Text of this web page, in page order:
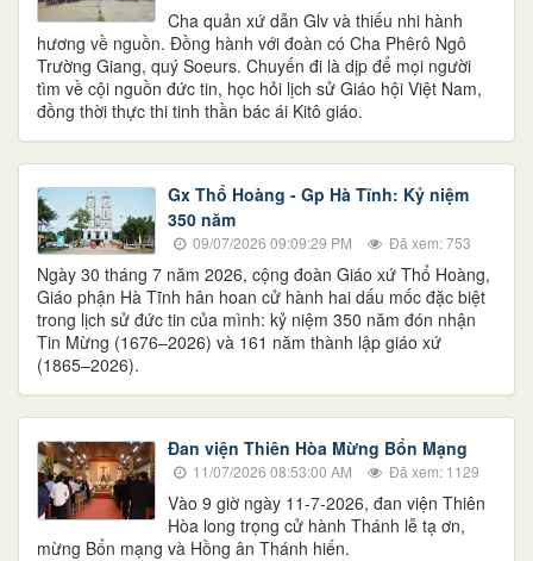
Cha quản xứ dẫn Glv và thiếu nhi hành
hương về nguồn. Đồng hành với đoàn có Cha Phêrô Ngô
Trường Giang, quý Soeurs. Chuyến đi là dịp để mọi người
tìm về cội nguồn đức tin, học hỏi lịch sử Giáo hội Việt Nam,
đồng thời thực thi tinh thần bác ái Kitô giáo.
Gx Thổ Hoàng - Gp Hà Tĩnh: Kỷ niệm
350 năm
09/07/2026 09:09:29 PM Đã xem: 753
Ngày 30 tháng 7 năm 2026, cộng đoàn Giáo xứ Thổ Hoàng,
Giáo phận Hà Tĩnh hân hoan cử hành hai dấu mốc đặc biệt
trong lịch sử đức tin của mình: kỷ niệm 350 năm đón nhận
Tin Mừng (1676–2026) và 161 năm thành lập giáo xứ
(1865–2026).
Đan viện Thiên Hòa Mừng Bổn Mạng
11/07/2026 08:53:00 AM Đã xem: 1129
Vào 9 giờ ngày 11-7-2026, đan viện Thiên
Hòa long trọng cử hành Thánh lễ tạ ơn,
mừng Bổn mạng và Hồng ân Thánh hiến.